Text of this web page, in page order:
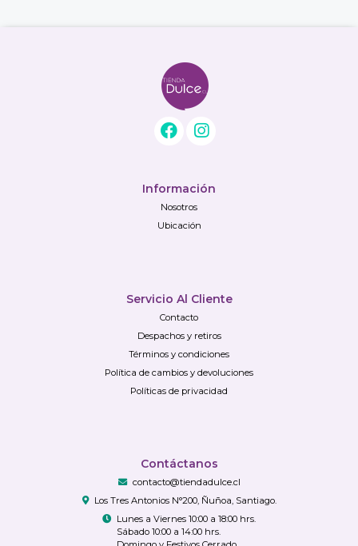
Información
Nosotros
Ubicación
Servicio Al Cliente
Contacto
Despachos y retiros
Términos y condiciones
Política de cambios y devoluciones
Políticas de privacidad
Contáctanos
contacto@tiendadulce.cl
Los Tres Antonios N°200, Ñuñoa, Santiago.
Lunes a Viernes 10:00 a 18:00 hrs.
Sábado 10:00 a 14:00 hrs.